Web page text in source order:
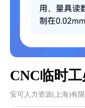
CNC临时
安可人力资源(上海)有限